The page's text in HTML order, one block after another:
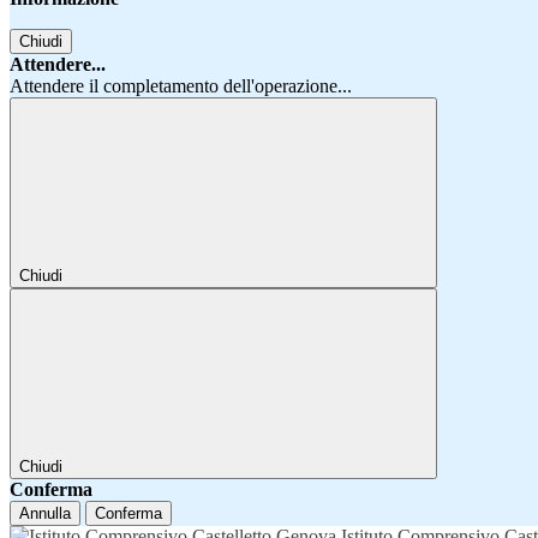
Chiudi
Attendere...
Attendere il completamento dell'operazione...
Chiudi
Chiudi
Conferma
Annulla Conferma